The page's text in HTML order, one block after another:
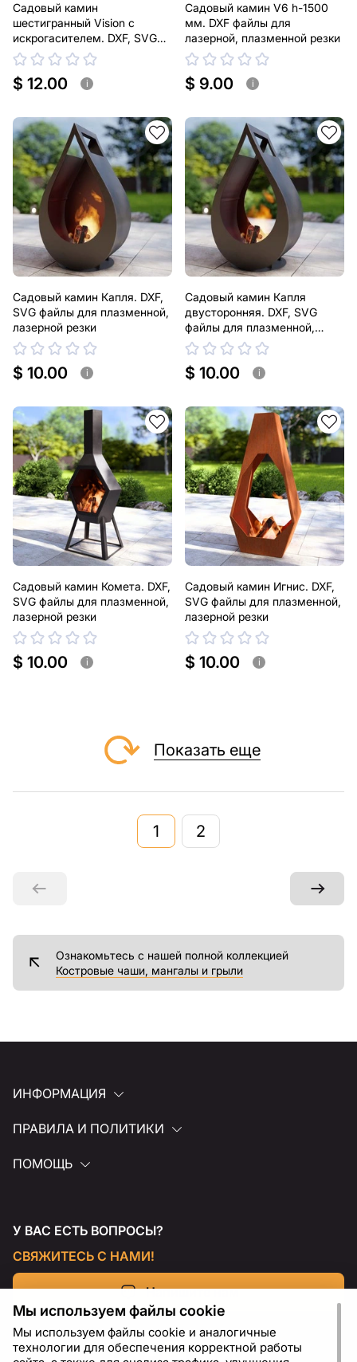
Садовый камин
шестигранный Vision с
искрогасителем. DXF, SVG
файлы для плазменной,
лазерной резки
$ 12.00 i
Садовый камин V6 h-1500
мм. DXF файлы для
лазерной, плазменной резки
$ 9.00 i
Садовый камин Капля. DXF,
SVG файлы для плазменной,
лазерной резки
$ 10.00 i
Садовый камин Капля
двусторонняя. DXF, SVG
файлы для плазменной,
лазерной резки
$ 10.00 i
Садовый камин Комета. DXF,
SVG файлы для плазменной,
лазерной резки
$ 10.00 i
Садовый камин Игнис. DXF,
SVG файлы для плазменной,
лазерной резки
$ 10.00 i
Показать еще
1 2
Ознакомьтесь с нашей полной коллекцией
Костровые чаши, мангалы и грыли
ИНФОРМАЦИЯ
ПРАВИЛА И ПОЛИТИКИ
ПОМОЩЬ
У ВАС ЕСТЬ ВОПРОСЫ?
СВЯЖИТЕСЬ С НАМИ!
Напишите нам
Мы используем файлы cookie
Мы используем файлы cookie и аналогичные
технологии для обеспечения корректной работы